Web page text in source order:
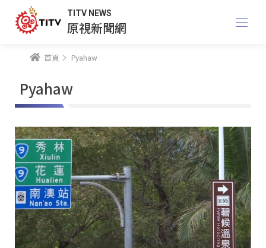
TITV NEWS
原視新聞網
首頁 Pyahaw
Pyahaw